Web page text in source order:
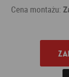
Cena montażu: